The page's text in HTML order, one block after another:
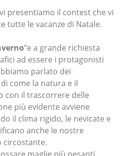
presentiamo il contest che vi
tutte le vacanze di Natale.
”e a grande richiesta
ad essere i protagonisti
parlato dei
come la natura e il
con il trascorrere delle
più evidente avviene
il clima rigido, le nevicate e
anche le nostre